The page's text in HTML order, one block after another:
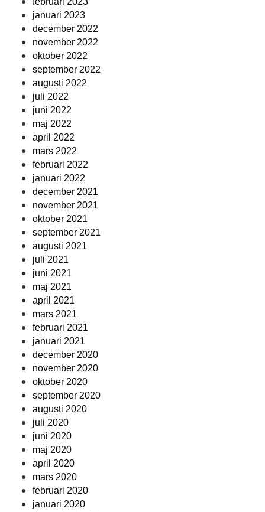
januari 2023
december 2022
november 2022
oktober 2022
september 2022
augusti 2022
juli 2022
juni 2022
maj 2022
april 2022
mars 2022
februari 2022
januari 2022
december 2021
november 2021
oktober 2021
september 2021
augusti 2021
juli 2021
juni 2021
maj 2021
april 2021
mars 2021
februari 2021
januari 2021
december 2020
november 2020
oktober 2020
september 2020
augusti 2020
juli 2020
juni 2020
maj 2020
april 2020
mars 2020
februari 2020
januari 2020